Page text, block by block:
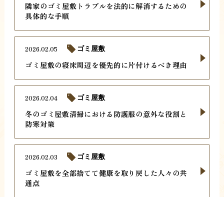
隣家のゴミ屋敷トラブルを法的に解消するための
具体的な手順
ゴミ屋敷の寝床周辺を優先的に片付けるべき理由
2026.02.05 ゴミ屋敷
冬のゴミ屋敷清掃における防護服の意外な役割と
防寒対策
2026.02.04 ゴミ屋敷
ゴミ屋敷を全部捨てて健康を取り戻した人々の共
通点
2026.02.03 ゴミ屋敷